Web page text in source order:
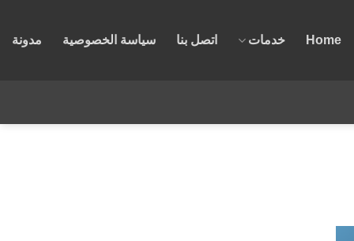
Home خدمات اتصل بنا سياسة الخصوصية مدونة